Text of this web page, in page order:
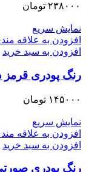
۲۳۸۰۰۰ تومان
نمایش سریع
افزودن به علاقه
افزودن به سبد خرید
رنگ پودری قرمز
۱۴۵۰۰۰ تومان
نمایش سریع
افزودن به علاقه
افزودن به سبد خرید
رنگ پودری